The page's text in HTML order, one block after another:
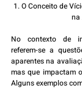
1. O Conceito de
na
No contexto de
referem-se a
aparentes na
mas que impactam
Alguns exemplos